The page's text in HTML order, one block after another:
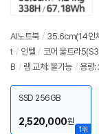
AI노트북 / 35.6cm(14인
t / 인텔 / 코어 울트라
B / 램 교체: 불가능 / 용량
1위
SSD 256GB
2,520,000원